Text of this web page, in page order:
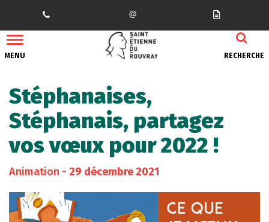
MENU RECHERCHE
Stéphanaises,
Stéphanais, partagez
vos vœux pour 2022 !
Animation - 29 décembre 2021